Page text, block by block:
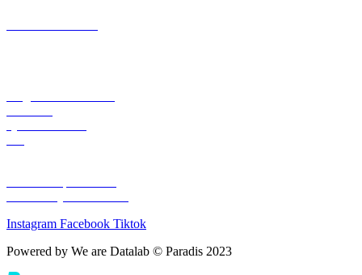
Instagram Facebook Tiktok
Powered by We are Datalab © Paradis 2023